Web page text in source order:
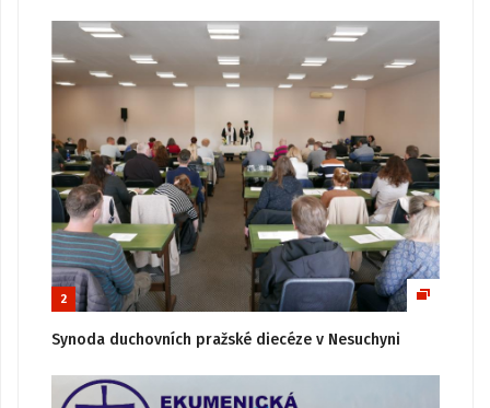
2
Synoda duchovních pražské diecéze v Nesuchyni